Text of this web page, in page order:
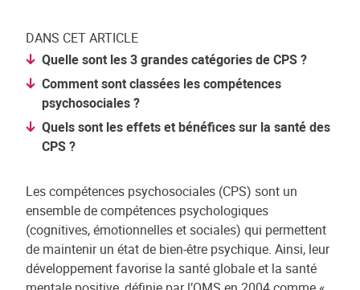
DANS CET ARTICLE
Quelle sont les 3 grandes catégories de CPS ?
Comment sont classées les compétences
psychosociales ?
Quels sont les effets et bénéfices sur la santé des
CPS ?
Les compétences psychosociales (CPS) sont un
ensemble de compétences psychologiques
(cognitives, émotionnelles et sociales) qui permettent
de maintenir un état de bien-être psychique. Ainsi, leur
développement favorise la santé globale et la santé